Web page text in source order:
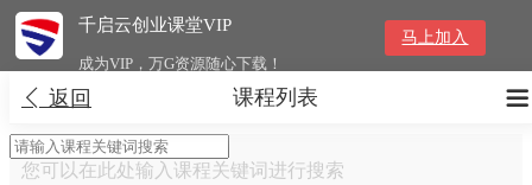
千启云创业课堂VIP
成为VIP，万G资源随心下载！
马上加入
 返回 
课程列表
您可以在此处输入课程关键词进行搜索